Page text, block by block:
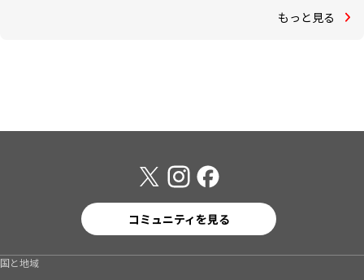
もっと見る
コミュニティを見る
国と地域